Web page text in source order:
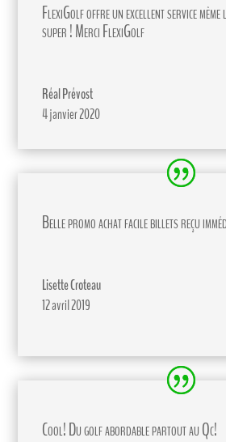
FlexiGolf offre un excellent service
super ! Merci FlexiGolf
Réal Prévost
4 janvier 2020
Belle promo achat facile billets reçu
Lisette Croteau
12 avril 2019
Cool! Du golf abordable partout au Qc!